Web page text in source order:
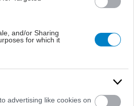
and/or Sharing
for which it
advertising like cookies on